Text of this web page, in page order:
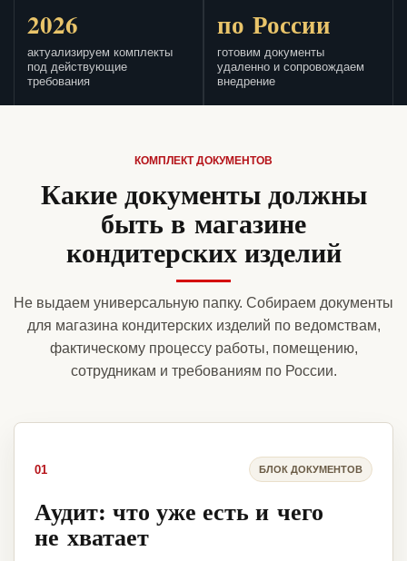
2026
актуализируем комплекты
под действующие
требования
по России
готовим документы
удаленно и сопровождаем
внедрение
КОМПЛЕКТ ДОКУМЕНТОВ
Какие документы должны
быть в магазине
кондитерских изделий
Не выдаем универсальную папку. Собираем документы
для магазина кондитерских изделий по ведомствам,
фактическому процессу работы, помещению,
сотрудникам и требованиям по России.
01 БЛОК ДОКУМЕНТОВ
Аудит: что уже есть и чего
не хватает